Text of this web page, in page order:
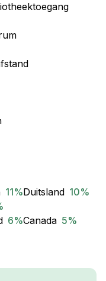
11%Duitsland 10%
6%Canada 5%